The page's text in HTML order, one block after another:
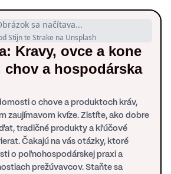
sa načítava...
Stijn te Strake na Unsplash
Kravy, ovce a kone
chov a hospodárska
o chove a produktoch kráv,
zaujímavom kvíze. Zistíte, ako dobre
tradičné produkty a kľúčové
Čakajú na vás otázky, ktoré
o poľnohospodárskej praxi a
prežúvavcov. Staňte sa